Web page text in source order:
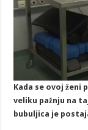
Kada se ovoj ženi
veliku pažnju na
bubuljica je